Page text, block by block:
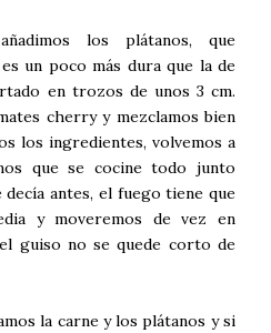
los plátanos, que
un poco más dura que la de
en trozos de unos 3 cm.
cherry y mezclamos bien
los ingredientes, volvemos a
que se cocine todo junto
decía antes, el fuego tiene que
y moveremos de vez en
guiso no se quede corto de
la carne y los plátanos y si